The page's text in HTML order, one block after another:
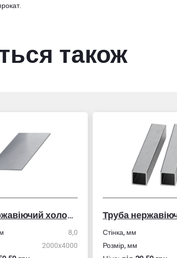
також
Лист нержавіючий холоднокатаний
8,0
2000x4000
Стінка, мм
Розмір, мм